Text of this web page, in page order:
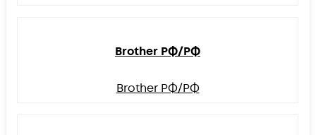
Brother РФ/РФ
Brother РФ/РФ